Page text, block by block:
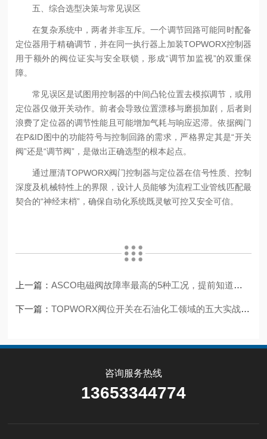
五、综合选型决策与常见误区
在复杂系统中，两者并非互斥。一个调节回路可能同时配备
定位器用于精确调节，并在同一执行器上加装TOPWORX控制器
用于额外的阀位证实与安全联锁，形成“调节加监视”的双重保
障。
常见误区是试图用控制器的中间凸轮位置去模拟调节，或用
定位器仅做开关动作。前者会导致位置漂移与磨损加剧，后者则
浪费了定位器的调节性能且可能增加气耗与响应迟滞。依据阀门
在P&ID图中的功能符号与控制回路的需求，严格界定其是“开关
阀”还是“调节阀”，是做出正确选型的根本起点。
通过厘清TOPWORX阀门控制器与定位器在信号性质、控制
深度及机械特性上的界限，设计人员能够为流程工业管线匹配最
契合的“神经末梢”，确保自动化系统既灵敏可控又安全可信。
上一篇：ASCO电磁阀故障率最高的5种工况，提前知道能省一半维修费
下一篇：TOPWORX阀位开关在石油化工领域的五大实战应用
咨询服务热线
13653344774